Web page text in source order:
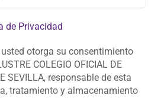
otorga su consentimiento
COLEGIO OFICIAL DE
SEVILLA, responsable de esta